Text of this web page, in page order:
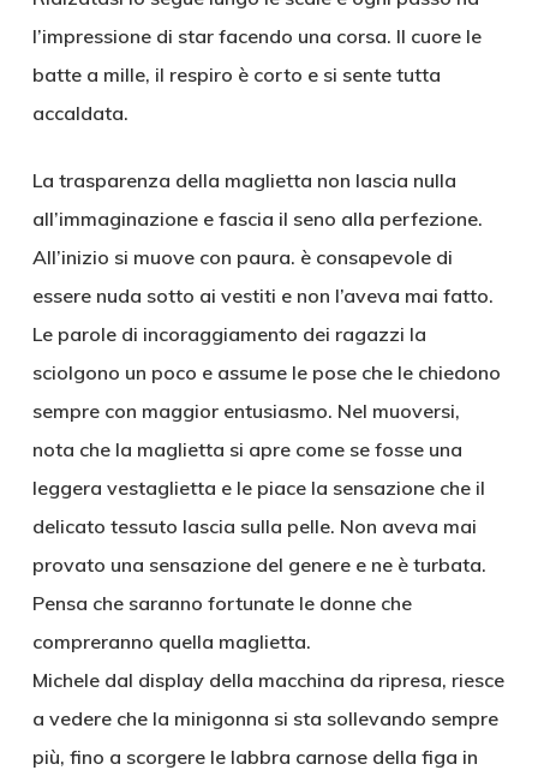
l’impressione di star facendo una corsa. Il cuore le
batte a mille, il respiro è corto e si sente tutta
accaldata.
La trasparenza della maglietta non lascia nulla
all’immaginazione e fascia il seno alla perfezione.
All’inizio si muove con paura. è consapevole di
essere nuda sotto ai vestiti e non l’aveva mai fatto.
Le parole di incoraggiamento dei ragazzi la
sciolgono un poco e assume le pose che le chiedono
sempre con maggior entusiasmo. Nel muoversi,
nota che la maglietta si apre come se fosse una
leggera vestaglietta e le piace la sensazione che il
delicato tessuto lascia sulla pelle. Non aveva mai
provato una sensazione del genere e ne è turbata.
Pensa che saranno fortunate le donne che
compreranno quella maglietta.
Michele dal display della macchina da ripresa, riesce
a vedere che la minigonna si sta sollevando sempre
più, fino a scorgere le labbra carnose della figa in